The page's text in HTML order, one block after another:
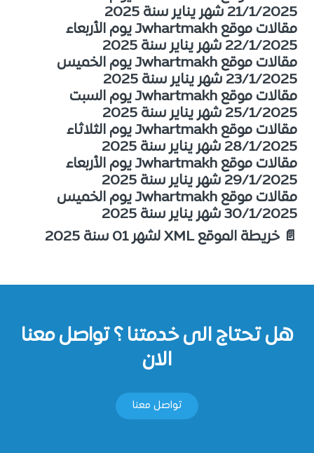
21/1/2025 شهر يناير سنة 2025
مقالات موقع Jwhartmakh يوم الأربعاء
22/1/2025 شهر يناير سنة 2025
مقالات موقع Jwhartmakh يوم الخميس
23/1/2025 شهر يناير سنة 2025
مقالات موقع Jwhartmakh يوم السبت
25/1/2025 شهر يناير سنة 2025
مقالات موقع Jwhartmakh يوم الثلاثاء
28/1/2025 شهر يناير سنة 2025
مقالات موقع Jwhartmakh يوم الأربعاء
29/1/2025 شهر يناير سنة 2025
مقالات موقع Jwhartmakh يوم الخميس
30/1/2025 شهر يناير سنة 2025
📄 خريطة الموقع XML لشهر 01 سنة 2025
هل تحتاج الى خدمتنا ؟ تواصل معنا
الان
تواصل معنا